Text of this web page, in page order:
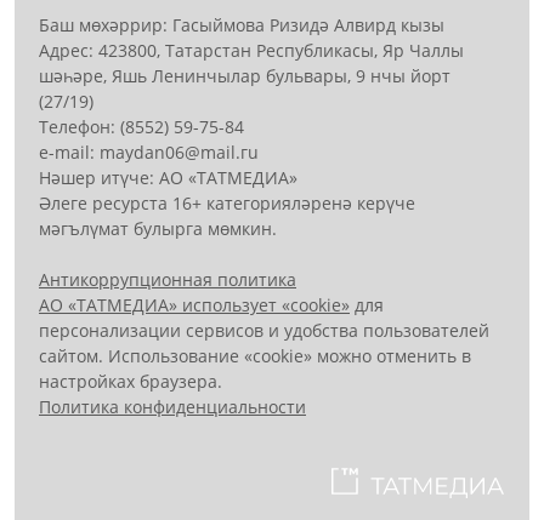
Баш мөхәррир: Гасыймова Ризидә Алвирд кызы
Адрес: 423800, Татарстан Республикасы, Яр Чаллы
шәһәре, Яшь Ленинчылар бульвары, 9 нчы йорт
(27/19)
Телефон: (8552) 59-75-84
е-mail: mауdаn06@mail.гu
Нәшер итүче: АО «ТАТМЕДИА»
Әлеге ресурста 16+ категорияләренә керүче
мәгълүмат булырга мөмкин.
Антикоррупционная политика
АО «ТАТМЕДИА» использует «cookie» для
персонализации сервисов и удобства пользователей
сайтом. Использование «cookie» можно отменить в
настройках браузера.
Политика конфиденциальности